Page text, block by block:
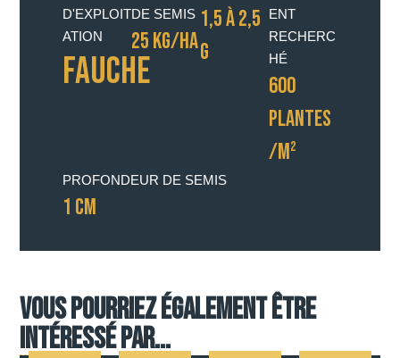
D'EXPLOIT
ATION
Fauche
DE SEMIS
25 KG/HA
1,5 À 2,5
G
ENT
RECHERC
HÉ
600
PLANTES
/M²
PROFONDEUR DE SEMIS
1 CM
Vous pourriez également être
intéressé par...